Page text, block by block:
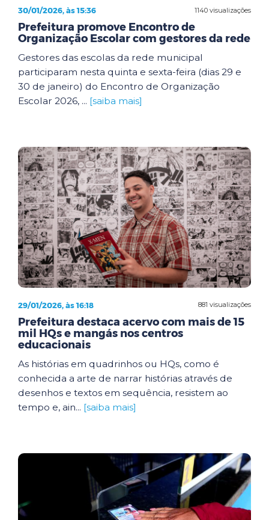
1140 visualizações
30/01/2026, às 15:36
Prefeitura promove Encontro de
Organização Escolar com gestores da rede
Gestores das escolas da rede municipal
participaram nesta quinta e sexta-feira (dias 29 e
30 de janeiro) do Encontro de Organização
Escolar 2026, ... [saiba mais]
881 visualizações
29/01/2026, às 16:18
Prefeitura destaca acervo com mais de 15
mil HQs e mangás nos centros
educacionais
As histórias em quadrinhos ou HQs, como é
conhecida a arte de narrar histórias através de
desenhos e textos em sequência, resistem ao
tempo e, ain... [saiba mais]